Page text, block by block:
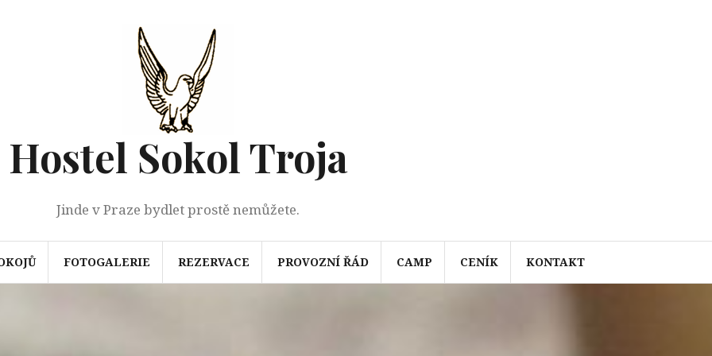
Hostel Sokol Troja
Jinde v Praze bydlet prostě nemůžete.
FOTOGALERIE REZERVACE PROVOZNÍ ŘÁD CAMP CENÍK KONTAKT